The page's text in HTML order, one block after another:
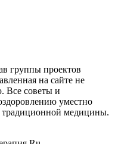
группы проектов
на сайте не
Все советы и
уместно
традиционной медицины.